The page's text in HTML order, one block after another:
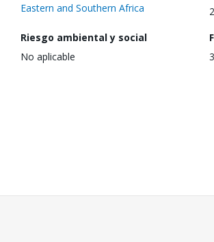
Eastern and Southern Africa
Riesgo ambiental y social
No aplicable